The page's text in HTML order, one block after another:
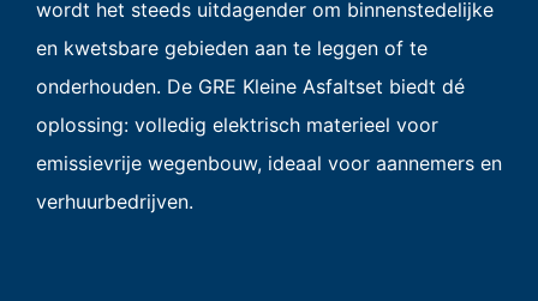
wordt het steeds uitdagender om binnenstedelijke
en kwetsbare gebieden aan te leggen of te
onderhouden. De GRE Kleine Asfaltset biedt dé
oplossing: volledig elektrisch materieel voor
emissievrije wegenbouw, ideaal voor aannemers en
verhuurbedrijven.